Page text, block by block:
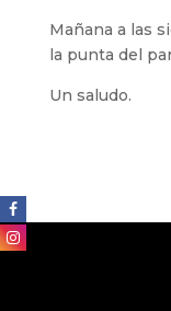
Mañana a las
la punta del
Un saludo.